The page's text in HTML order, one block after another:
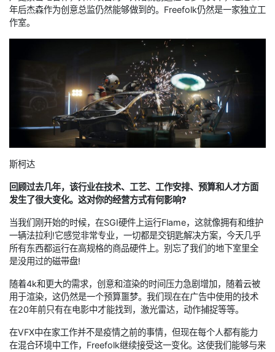
年后杰森作为创意总监仍然能够做到的。Freefolk仍然是一家独立工
作室。
斯柯达
回顾过去几年，该行业在技术、工艺、工作安排、预算和人才方面
发生了很大变化。这对你的经营方式有何影响?
当我们刚开始的时候，在SGI硬件上运行Flame，这就像拥有和维护
一辆法拉利!它感觉非常专业，一切都是交钥匙解决方案，今天几乎
所有东西都运行在高规格的商品硬件上。别忘了我们的地下室里全
是没用过的磁带盘!
随着4k和更大的需求，创意和渲染的时间压力急剧增加，随着云被
用于渲染，这仍然是一个预算噩梦。我们现在在广告中使用的技术
在20年前只有在电影中才能找到，激光雷达，动作捕捉等等。
在VFX中在家工作并不是疫情之前的事情，但现在每个人都有能力
在混合环境中工作，Freefolk继续接受这一变化。这使我们能够与来